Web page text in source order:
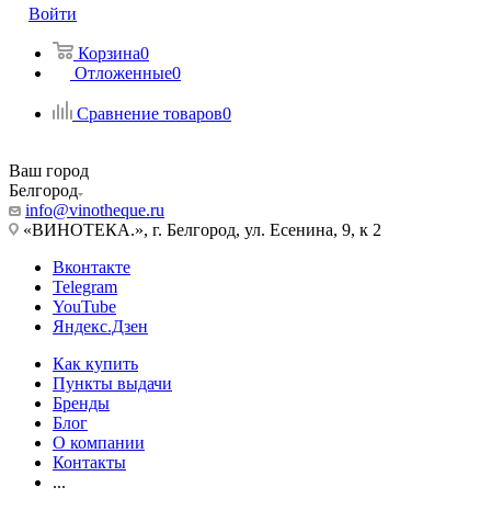
Войти
Корзина0
Отложенные0
Сравнение товаров0
Ваш город
Белгород
info@vinotheque.ru
«ВИНОТЕКА.», г. Белгород, ул. Есенина, 9, к 2
Вконтакте
Telegram
YouTube
Яндекс.Дзен
Как купить
Пункты выдачи
Бренды
Блог
О компании
Контакты
...